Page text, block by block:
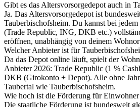
Gibt es das Altersvorsorgedepot auch in
Ja. Das Altersvorsorgedepot ist
Tauberbischofsheim. Du kannst bei jedem
(Trade Republic, ING, DKB etc.)
eröffnen, unabhängig von deinem
Welcher Anbieter ist für
Da das Depot online läuft, spielt der
Anbieter 2026: Trade Republic (1 %
DKB (Girokonto + Depot). Alle ohne
Taubertal wie Tauberbischofsheim.
Wie hoch ist die Förderung für
Die staatliche Förderung ist bundesweit